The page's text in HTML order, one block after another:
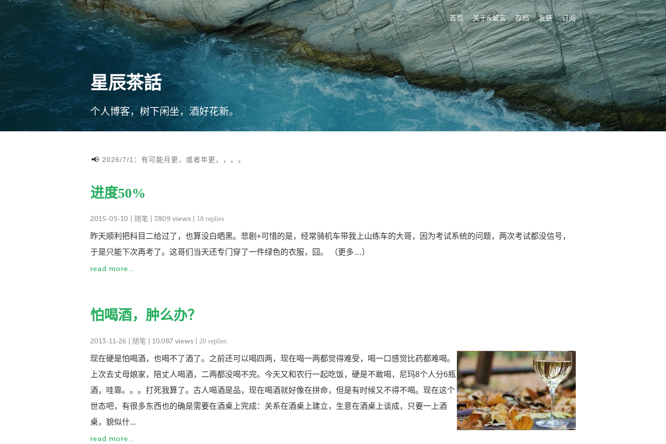
首页 关于&留言 存档 友链 订阅
星辰茶話
个人博客，树下闲坐，酒好花新。
2026/7/1：有可能月更，或者年更，，。。
进度50%
2015-05-10 随笔 | 7,809 views | 18 replies
昨天顺利把科目二给过了，也算没白晒黑。悲剧+可惜的是，经常骑机车带我上山练车的大哥，因为考试系统的问题，两次考试都没信号，
于是只能下次再考了。这哥们当天还专门穿了一件绿色的衣服，囧。 （更多…）
read more...
怕喝酒，肿么办？
2013-11-26 随笔 | 10,087 views | 20 replies
现在硬是怕喝酒，也喝不了酒了。之前还可以喝四两，现在喝一两都觉得难受，喝一口感觉比药都难喝。
上次去丈母娘家，陪丈人喝酒，二两都没喝不完。今天又和农行一起吃饭，硬是不敢喝，尼玛8个人分6瓶
酒，哇靠。。。打死我算了。古人喝酒是品，现在喝酒就好像在拼命，但是有时候又不得不喝。现在这个
世态吧，有很多东西也的确是需要在酒桌上完成：关系在酒桌上建立，生意在酒桌上谈成，只要一上酒
桌，貌似什...
read more...